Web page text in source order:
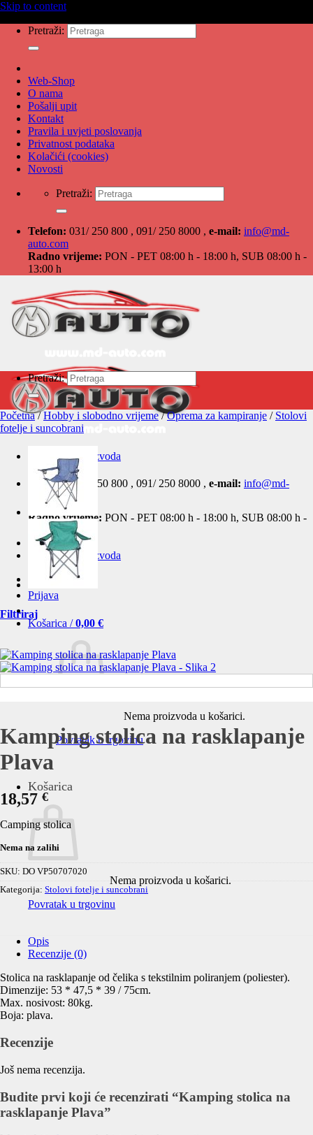
Skip to content
Pretraži:
Web-Shop
O nama
Pošalji upit
Kontakt
Pravila i uvjeti poslovanja
Privatnost podataka
Kolačići (cookies)
Novosti
Pretraži:
Telefon: 031/ 250 800 , 091/ 250 8000 , e-mail: info@md-
auto.com
Radno vrijeme: PON - PET 08:00 h - 18:00 h, SUB 08:00 h -
13:00 h
Kategorije proizvoda
Telefon:031/ 250 800 , 091/ 250 8000 , e-mail: info@md-
auto.com
Radno vrijeme: PON - PET 08:00 h - 18:00 h, SUB 08:00 h -
13:00 h
Kategorije proizvoda
031 250 800
Prijava
Košarica /0,00 €
Nema proizvoda u košarici.
Povratak u trgovinu
Košarica
Nema proizvoda u košarici.
Povratak u trgovinu
Pretraži:
Početna / Hobby i slobodno vrijeme / Oprema za kampiranje / Stolovi
fotelje i suncobrani
Filtriraj
Kamping stolica na rasklapanje
Plava
18,57 €
Camping stolica
Nema na zalihi
SKU: DO VP50707020
Kategorija: Stolovi fotelje i suncobrani
Opis
Recenzije (0)
Stolica na rasklapanje od čelika s tekstilnim poliranjem (poliester).
Dimenzije: 53 * 47,5 * 39 / 75cm.
Max. nosivost: 80kg.
Boja: plava.
Recenzije
Još nema recenzija.
Budite prvi koji će recenzirati “Kamping stolica na
rasklapanje Plava”